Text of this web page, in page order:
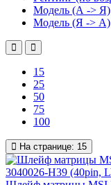
Модель (А -> Я)
Модель (Я -> А)
15
25
50
75
100
На странице: 15